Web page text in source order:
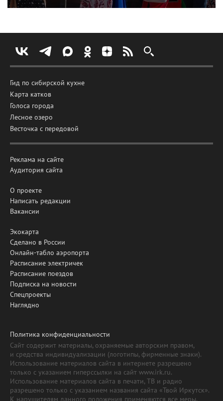
Гид по сибирской кухне
Карта катков
Голоса города
Лесное озеро
Весточка с передовой
Реклама на сайте
Аудитория сайта
О проекте
Написать редакции
Вакансии
Экокарта
Сделано в России
Онлайн-табло аэропорта
Расписание электричек
Расписание поездов
Подписка на новости
Спецпроекты
Наглядно
Политика конфиденциальности
Сайт содержит материалы, охраняемые авторским правом,
и средства индивидуализации (логотипы, фирменные знаки).
Использование материалов сайта в интернете разрешено
только с указанием гиперссылки на сайт www.irk.ru.
Использование материалов сайта в печати, ТВ и радио
разрешено только с указанием названия сайта «Твой Иркутск».
К нарушителям данного положения применяются все меры,